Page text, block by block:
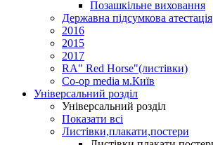
Позашкільне виховання
Державна підсумкова атестація
2016
2015
2017
RA" Red Horse"(листівки)
Co-op media м.Київ
Універсальний розділ
Універсальний розділ
Показати всі
Листівки,плакати,постери